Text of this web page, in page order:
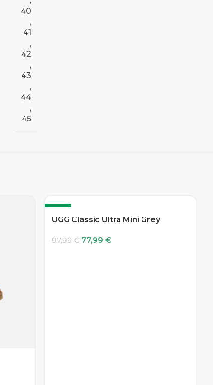
40
,
41
,
42
,
43
,
44
,
45
-20%
UGG Classic Ultra Mini Grey
97,99€ 77,99 €